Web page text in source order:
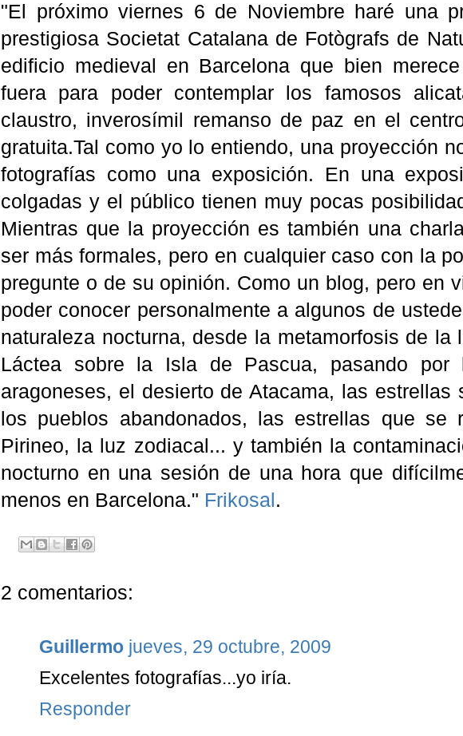
"El próximo viernes 6 de Noviembre haré una
prestigiosa Societat Catalana de Fotògrafs de
edificio medieval en Barcelona que bien
fuera para poder contemplar los famosos
claustro, inverosímil remanso de paz en el
gratuita.Tal como yo lo entiendo, una proyección
fotografías como una exposición. En una
colgadas y el público tienen muy pocas
Mientras que la proyección es también una
ser más formales, pero en cualquier caso con la
pregunte o de su opinión. Como un blog, pero en
poder conocer personalmente a algunos de
naturaleza nocturna, desde la metamorfosis de
Láctea sobre la Isla de Pascua, pasando por
aragoneses, el desierto de Atacama, las estrellas
los pueblos abandonados, las estrellas que se
Pirineo, la luz zodiacal... y también la
nocturno en una sesión de una hora que
menos en Barcelona." Frikosal .
2 comentarios:
Guillermo jueves, 29 octubre, 2009
Excelentes fotografías...yo iría.
Responder